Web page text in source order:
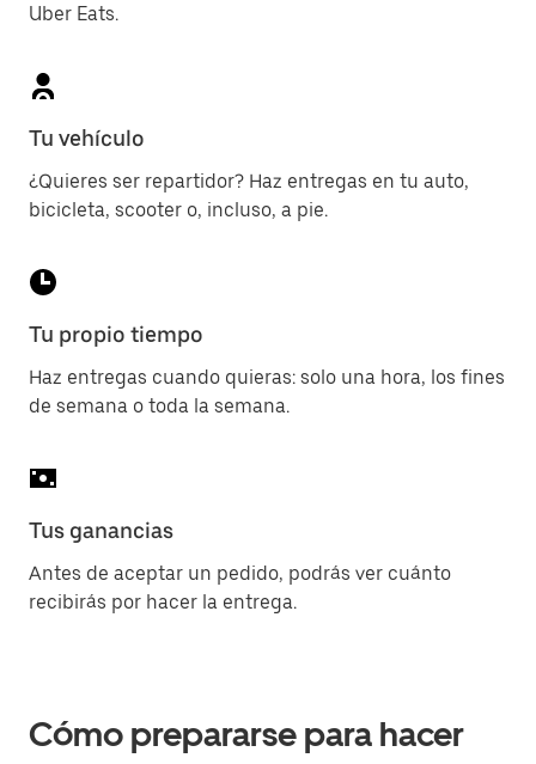
Uber Eats.
Tu vehículo
¿Quieres ser repartidor? Haz entregas en tu auto,
bicicleta, scooter o, incluso, a pie.
Tu propio tiempo
Haz entregas cuando quieras: solo una hora, los fines
de semana o toda la semana.
Tus ganancias
Antes de aceptar un pedido, podrás ver cuánto
recibirás por hacer la entrega.
Cómo prepararse para hacer